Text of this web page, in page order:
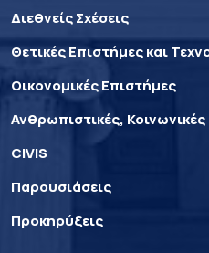
Διεθνείς Σχέσεις
Θετικές Επιστήμες και
Οικονομικές Επιστήμες
Ανθρωπιστικές,
CIVIS
Παρουσιάσεις
Προκηρύξεις